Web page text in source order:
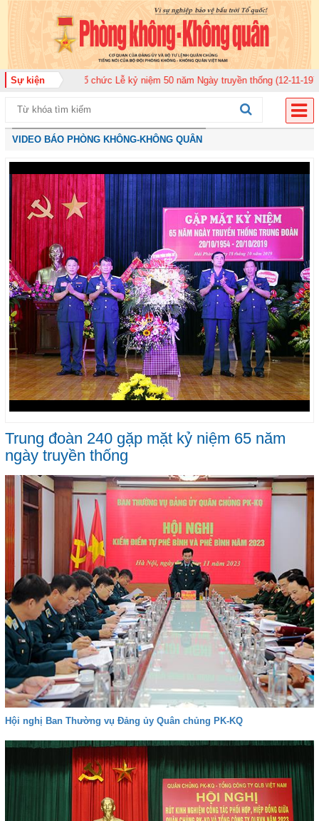
Sự kiện
tổ chức Lễ kỷ niệm 50 năm Ngày truyền thống (12-11-1975/12-11-2025)
VIDEO BÁO PHÒNG KHÔNG-KHÔNG QUÂN
Trung đoàn 240 gặp mặt kỷ niệm 65 năm
ngày truyền thống
Hội nghị Ban Thường vụ Đảng ủy Quân chủng PK-KQ